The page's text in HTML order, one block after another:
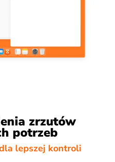
zrzutów
potrzeb
lepszej kontroli